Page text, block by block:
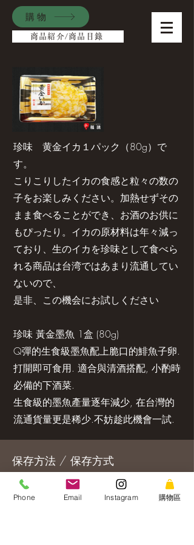
購物
商品紹介/商品目錄
珍味 黄金イカ１パック（80g）で
す。
こりこりしたイカの食感と粒々の数の
子をお楽しみください。加熱せずその
まま食べることができ、お酒のお供に
もぴったり。イカの原材料は年々減っ
ており、生のイカを珍味として食べら
れる商品は台湾ではあまり流通してい
ないので、
是非、この機会にお試しください
珍味 黃金墨魚 1盒 (80g)
Q彈的生食級墨魚配上脆口的鯡魚子卵.
打開即可食用. 適合與清酒搭配, 小酌時
必備的下酒菜.
生食級的墨魚產量逐年減少, 在台灣的
流通貨量更是稀少.不妨趁此機會一試.
保存方法 / 保存方式
冷凍庫にて約６か月～１年、冷蔵庫にて
解凍後３～４日でお召し上がりくださ
Phone Email Instagram 購物區